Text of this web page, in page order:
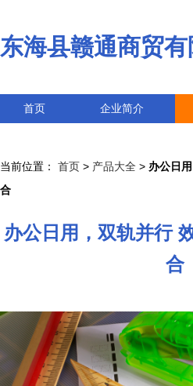
东海县赣通商贸有
首页 企业简介
当前位置： 首页 > 产品大全 > 办公日
合
办公日用，双轨并行
合